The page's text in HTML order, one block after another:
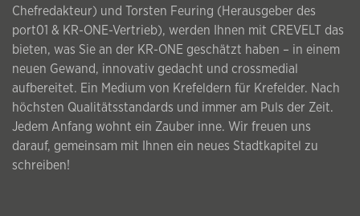
Chefredakteur) und Torsten Feuring (Herausgeber des
port01 & KR-ONE-Vertrieb), werden Ihnen mit CREVELT das
bieten, was Sie an der KR-ONE geschätzt haben – in einem
neuen Gewand, innovativ gedacht und crossmedial
aufbereitet. Ein Medium von Krefeldern für Krefelder. Nach
höchsten Qualitätsstandards und immer am Puls der Zeit.
Jedem Anfang wohnt ein Zauber inne. Wir freuen uns
darauf, gemeinsam mit Ihnen ein neues Stadtkapitel zu
schreiben!